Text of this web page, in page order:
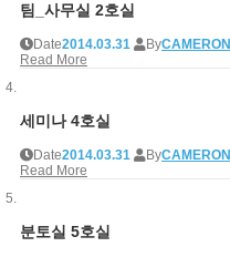
팀_사무실 2호실
Date2014.03.31 ByCAMERON
Read More
세미나 4호실
Date2014.03.31 ByCAMERON
Read More
분토실 5호실